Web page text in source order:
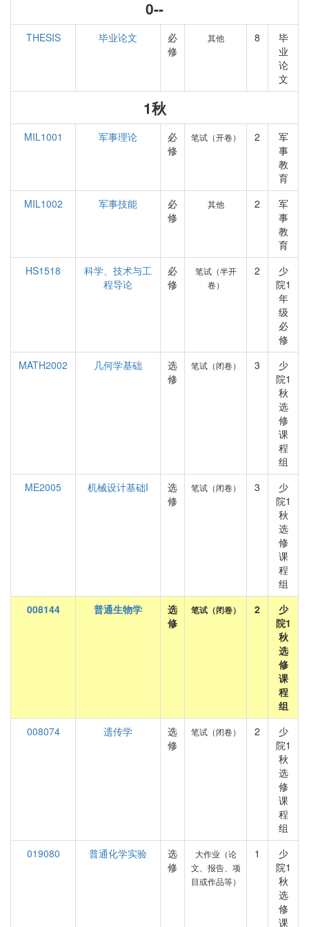
0--
THESIS 毕业论文
必
修
其他 8
毕
业
论
文
1秋
MIL1001 军事理论
必
修
笔试（开卷） 2
军
事
教
育
MIL1002
军事技能
必
修
其他 2
军
事
教
育
HS1518
科学、技术与工
程导论
必
修
笔试（半开
卷）
2
少
院1
年
级
必
修
MATH2002
几何学基础
选
修
笔试（闭卷） 3
少
院1
秋
选
修
课
程
组
ME2005
机械设计基础I
选
修
笔试（闭卷） 3
少
院1
秋
选
修
课
程
组
008144
普通生物学
选
修
笔试（闭卷） 2
少
院1
秋
选
修
课
程
组
008074
遗传学
选
修
笔试（闭卷） 2
少
院1
秋
选
修
课
程
组
019080
普通化学实验
选
修
大作业（论
文、报告、项
目或作品等）
1
少
院1
秋
选
修
课